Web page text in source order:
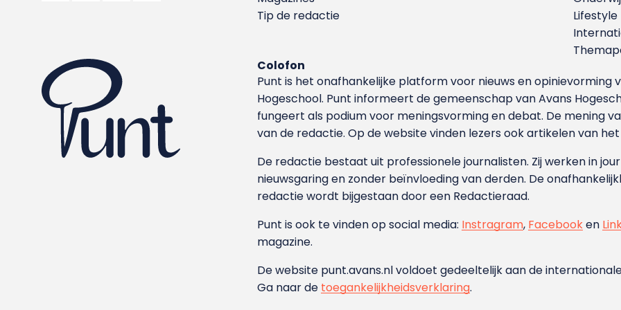
Tip de redactie
Lifestyle
Colofon
Punt is het onafhankelijke platform voor nieuws en
Hoge­school. Punt informeert de gemeenschap van Avans
fungeert als podium voor meningsvorming en debat. De mening
van de redactie. Op de website vinden lezers ook artikelen van
De redactie bestaat uit professionele journalisten. Zij werken in
nieuwsgaring en zonder beïnvloeding van derden. De
redactie wordt bijgestaan door een Redactieraad.
Punt is ook te vinden op social media: Instragram, Facebooken
magazine.
De website punt.avans.nl voldoet gedeeltelijk aan de
Ga naar de toegankelijkheidsverklaring.